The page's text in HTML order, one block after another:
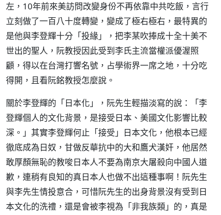
左，10年前來美訪問改變身份不再依靠中共吃飯，言行
立刻做了一百八十度轉變，變成了極右極右，最特異的
是他與李登輝十分「投緣」，把李某吹捧成十全十美不
世出的聖人，阮教授因此受到李氏主流當權派優渥照
顧，得以在台灣打響名號，占學術界一席之地，十分吃
得開，且看阮銘教授怎麼說。
關於李登輝的「日本化」，阮先生輕描淡寫的說：「李
登輝個人的文化背景，是接受日本、美國文化影響比較
深。」其實李登輝何止「接受」日本文化，他根本已經
徹底成為日奴，甘做反華抗中的大和鷹犬漢奸，他居然
敢厚顏無恥的教唆日本人不要為南京大屠殺向中國人道
歉，連稍有良知的真日本人也做不出這種事啊！阮先生
與李先生情投意合，可惜阮先生的出身背景沒有受到日
本文化的洗禮，還是會被李視為「非我族類」的，真是